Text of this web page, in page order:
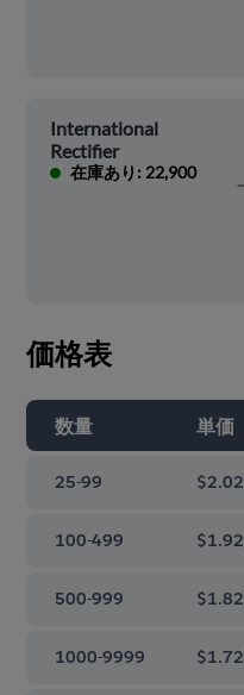
International
Rectifier
在庫あり: 22,900
価格表
数量 単価
25-99 $2.02
100-499 $1.92
500-999 $1.82
1000-9999 $1.72